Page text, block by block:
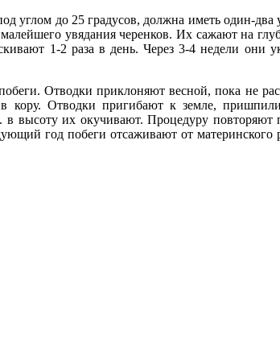
углом до 25 градусов, должна иметь один-
увядания черенков. Их сажают на
1-2 раза в день. Через 3-4 недели они
Отводки приклоняют весной, пока не
в кору. Отводки пригибают к земле,
высоту их окучивают. Процедуру
год побеги отсаживают от